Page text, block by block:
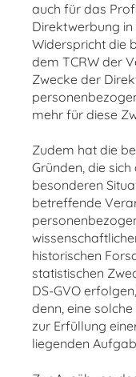
auch für das
Direktwerbung
Widerspricht die
dem TCRW der
Zwecke der
mehr für diese
Zudem hat die
Gründen, die
besonderen
betreffende
historischen
statistischen
DS-GVO
denn, eine
zur Erfüllung
liegenden